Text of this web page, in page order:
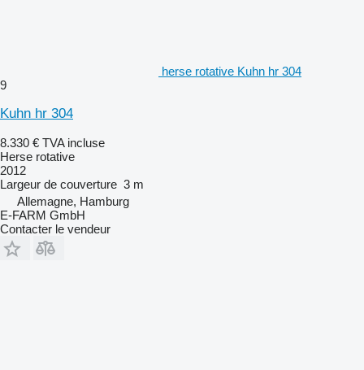
herse rotative Kuhn hr 304
9
Kuhn hr 304
8.330 € TVA incluse
Herse rotative
2012
Largeur de couverture 3 m
Allemagne, Hamburg
E-FARM GmbH
Contacter le vendeur